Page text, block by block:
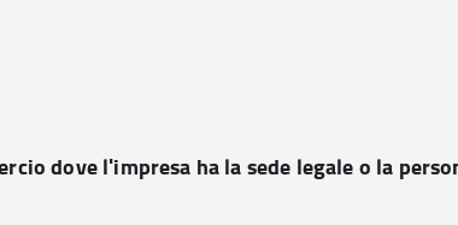
dove l'impresa ha la sede legale o la